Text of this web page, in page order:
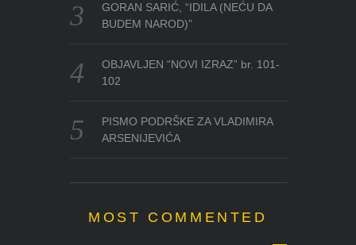
GORAN SARIĆ, “IDILA (NEĆU DA
BUDEM NAROD)”
OBJAVLJEN “NOVI IZRAZ” br. 101-
102
PISMO PODRŠKE ZA VLADIMIRA
ARSENIJEVIĆA
MOST COMMENTED